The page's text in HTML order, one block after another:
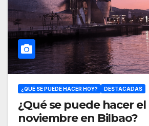
¿QUÉ SE PUEDE HACER HOY? DESTACADAS
¿Qué se puede hacer el
noviembre en Bilbao?